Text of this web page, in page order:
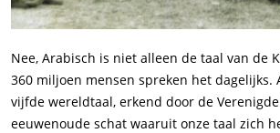
Nee, Arabisch is niet alleen de taal van de
360 miljoen mensen spreken het dagelijks.
vijfde wereldtaal, erkend door de
eeuwenoude schat waaruit onze taal zich